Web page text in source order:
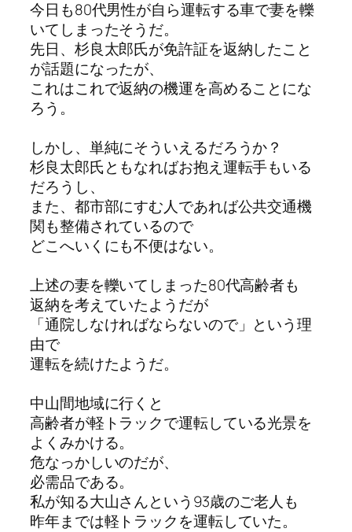
今日も80代男性が自ら運転する車で妻を轢
いてしまったそうだ。
先日、杉良太郎氏が免許証を返納したこと
が話題になったが、
これはこれで返納の機運を高めることにな
ろう。
しかし、単純にそういえるだろうか？
杉良太郎氏ともなればお抱え運転手もいる
だろうし、
また、都市部にすむ人であれば公共交通機
関も整備されているので
どこへいくにも不便はない。
上述の妻を轢いてしまった80代高齢者も
返納を考えていたようだが
「通院しなければならないので」という理
由で
運転を続けたようだ。
中山間地域に行くと
高齢者が軽トラックで運転している光景を
よくみかける。
危なっかしいのだが、
必需品である。
私が知る大山さんという93歳のご老人も
昨年までは軽トラックを運転していた。